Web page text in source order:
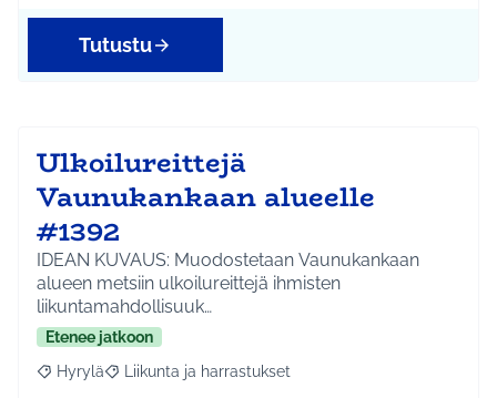
Tutustu
Ulkoilureittejä
Vaunukankaan alueelle
#1392
IDEAN KUVAUS: Muodostetaan Vaunukankaan
alueen metsiin ulkoilureittejä ihmisten
liikuntamahdollisuuk…
Etenee jatkoon
Rajaa tulokset aihepiirin mukaan: Hyrylä
Hyrylä Rajaa tulokset teeman mukaan: Liikunta ja
Liikunta ja harrastukset